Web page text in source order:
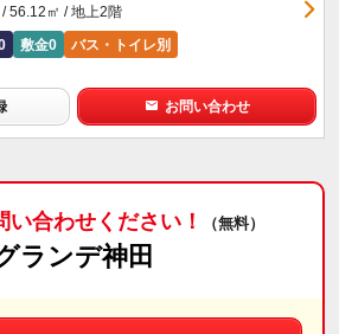
56.12㎡ / 地上2階
敷金0 バス・トイレ別
お問い合わせ
い合わせください！ （無料）
ランデ神田